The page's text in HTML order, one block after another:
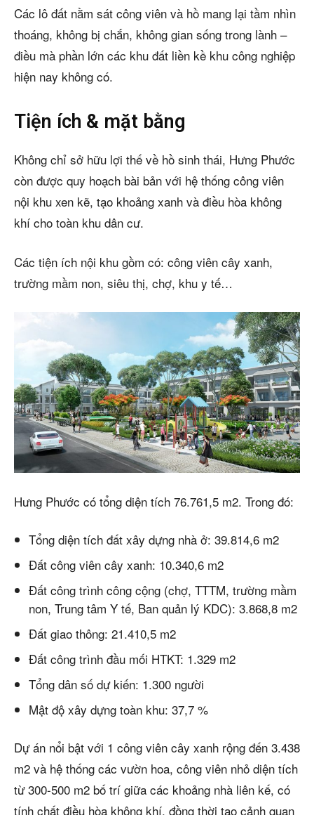
Các lô đất nằm sát công viên và hồ mang lại tầm nhìn
thoáng, không bị chắn, không gian sống trong lành –
điều mà phần lớn các khu đất liền kề khu công nghiệp
hiện nay không có.
Tiện ích & mặt bằng
Không chỉ sở hữu lợi thế về hồ sinh thái, Hưng Phước
còn được quy hoạch bài bản với hệ thống công viên
nội khu xen kẽ, tạo khoảng xanh và điều hòa không
khí cho toàn khu dân cư.
Các tiện ích nội khu gồm có: công viên cây xanh,
trường mầm non, siêu thị, chợ, khu y tế…
Hưng Phước có tổng diện tích 76.761,5 m2. Trong đó:
Tổng diện tích đất xây dựng nhà ở: 39.814,6 m2
Đất công viên cây xanh: 10.340,6 m2
Đất công trình công cộng (chợ, TTTM, trường mầm
non, Trung tâm Y tế, Ban quản lý KDC): 3.868,8 m2
Đất giao thông: 21.410,5 m2
Đất công trình đầu mối HTKT: 1.329 m2
Tổng dân số dự kiến: 1.300 người
Mật độ xây dựng toàn khu: 37,7 %
Dự án nổi bật với 1 công viên cây xanh rộng đến 3.438
m2 và hệ thống các vườn hoa, công viên nhỏ diện tích
từ 300-500 m2 bố trí giữa các khoảng nhà liên kế, có
tính chất điều hòa không khí, đồng thời tạo cảnh quan